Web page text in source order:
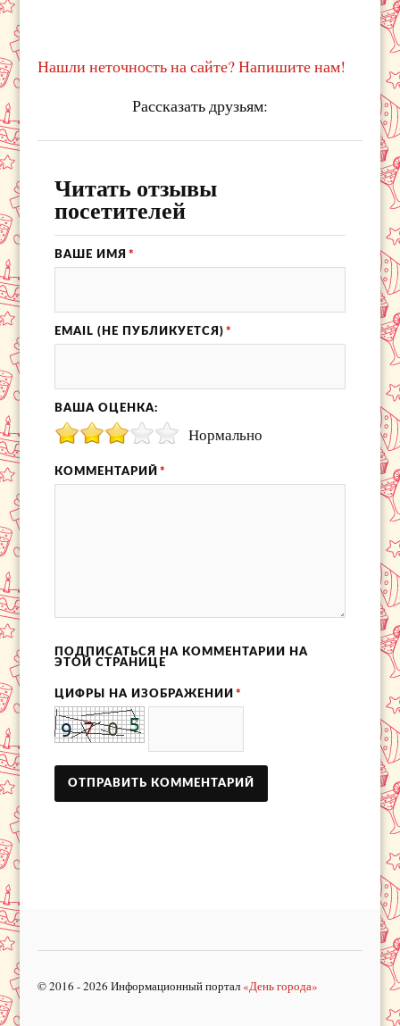
Нашли неточность на сайте? Напишите нам!
Рассказать друзьям:
Читать отзывы
посетителей
ВАШЕ ИМЯ *
EMAIL (НЕ ПУБЛИКУЕТСЯ) *
ВАША ОЦЕНКА:
Нормально
КОММЕНТАРИЙ *
ПОДПИСАТЬСЯ НА КОММЕНТАРИИ НА
ЭТОЙ СТРАНИЦЕ
ЦИФРЫ НА ИЗОБРАЖЕНИИ *
© 2016 - 2026 Информационный портал «День города»